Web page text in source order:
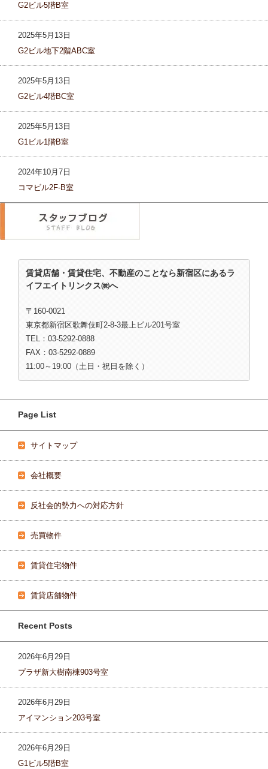
G2ビル5階B室
2025年5月13日
G2ビル地下2階ABC室
2025年5月13日
G2ビル4階BC室
2025年5月13日
G1ビル1階B室
2024年10月7日
コマビル2F-B室
賃貸店舗・賃貸住宅、不動産のことなら新宿区にあるラ
イフエイトリンクス㈱へ
〒160-0021
東京都新宿区歌舞伎町2-8-3最上ビル201号室
TEL：03-5292-0888
FAX：03-5292-0889
11:00～19:00（土日・祝日を除く）
Page List
サイトマップ
会社概要
反社会的勢力への対応方針
売買物件
賃貸住宅物件
賃貸店舗物件
Recent Posts
2026年6月29日
プラザ新大樹南棟903号室
2026年6月29日
アイマンション203号室
2026年6月29日
G1ビル5階B室